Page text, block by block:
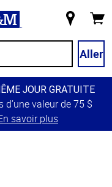
magasin
Aller
JOUR GRATUITE
valeur de 75 $
savoir plus